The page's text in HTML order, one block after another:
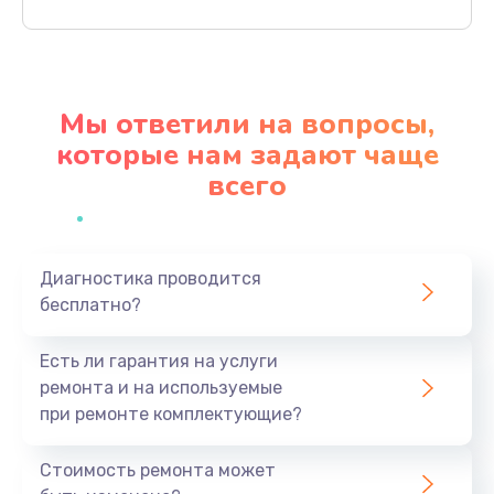
Заказать
Замена системы охлаждения
Заказать
760 руб.
Мы ответили на вопросы,
которые нам задают чаще
всего
Диагностика проводится
бесплатно?
Есть ли гарантия на услуги
ремонта и на используемые
при ремонте комплектующие?
Стоимость ремонта может